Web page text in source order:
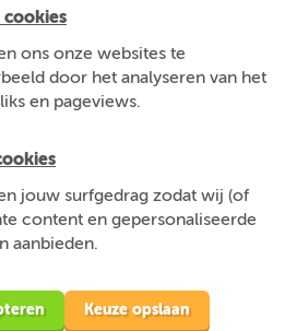
ons onze websites te
door het analyseren van het
en pageviews.
jouw surfgedrag zodat wij (of
content en gepersonaliseerde
aanbieden.
Keuze opslaan